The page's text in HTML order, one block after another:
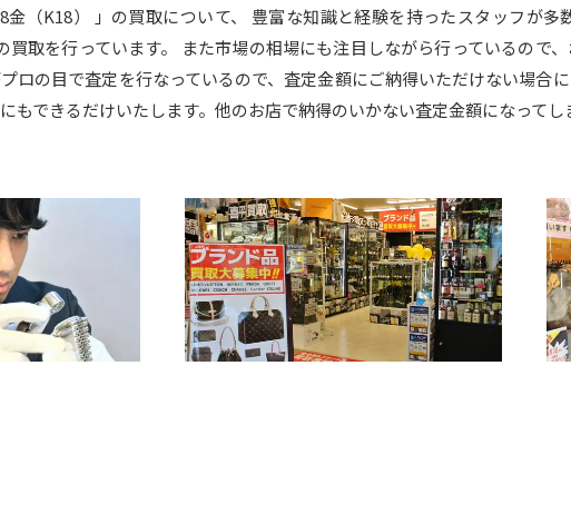
金（K18） 」の買取について、 豊富な知識と経験を持ったスタッフが
買取を行っています。 また市場の相場にも注目しながら行っているので
ロの目で査定を行なっているので、査定金額にご納得いただけない場合
もできるだけいたします。他のお店で納得のいかない査定金額になってし